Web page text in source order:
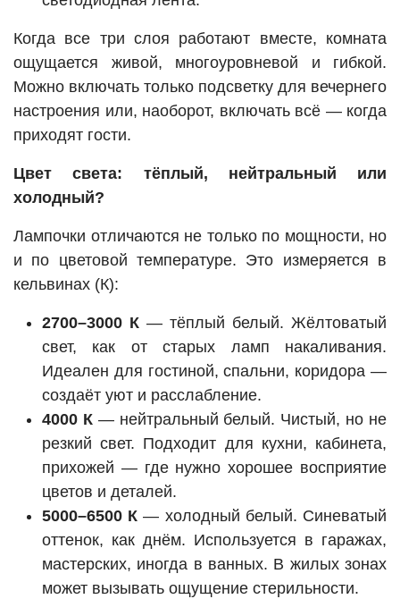
Когда все три слоя работают вместе, комната
ощущается живой, многоуровневой и гибкой.
Можно включать только подсветку для вечернего
настроения или, наоборот, включать всё — когда
приходят гости.
Цвет света: тёплый, нейтральный или
холодный?
Лампочки отличаются не только по мощности, но
и по цветовой температуре. Это измеряется в
кельвинах (К):
2700–3000 К — тёплый белый. Жёлтоватый
свет, как от старых ламп накаливания.
Идеален для гостиной, спальни, коридора —
создаёт уют и расслабление.
4000 К— нейтральный белый. Чистый, но не
резкий свет. Подходит для кухни, кабинета,
прихожей — где нужно хорошее восприятие
цветов и деталей.
5000–6500 К — холодный белый. Синеватый
оттенок, как днём. Используется в гаражах,
мастерских, иногда в ванных. В жилых зонах
может вызывать ощущение стерильности.